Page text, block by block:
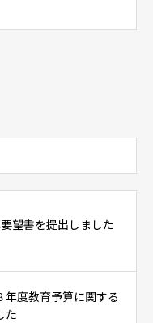
望書を提出しました
度教育予算に関する
た